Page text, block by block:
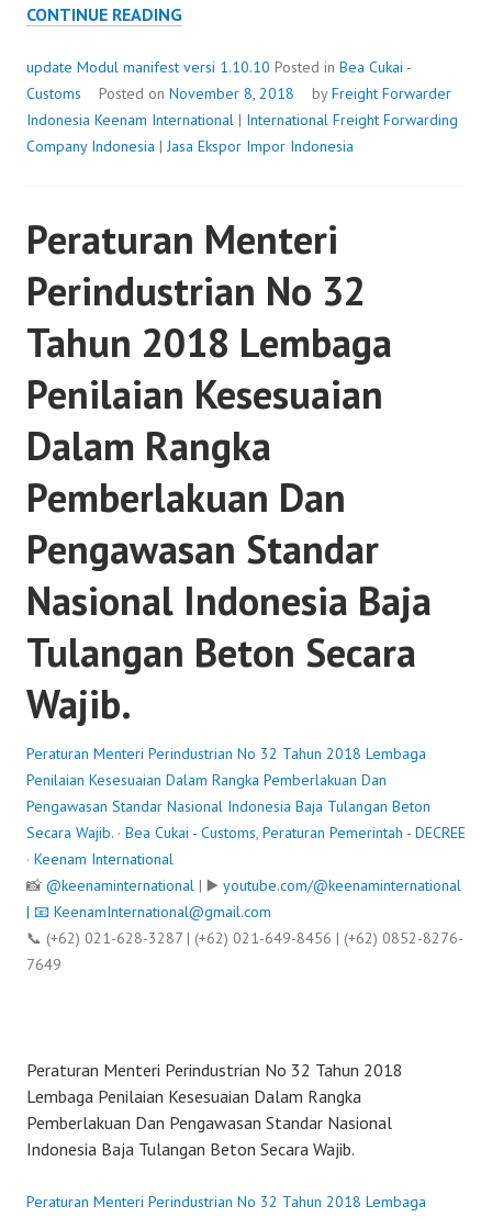
CONTINUE READINGUPDATE
MANIFEST
VERSI
1.10.10
update Modul manifest versi 1.10.10 Posted in Bea Cukai -
Customs
Posted on November 8, 2018 byFreight Forwarder
Indonesia Keenam International | International Freight Forwarding
Company Indonesia |Jasa Ekspor Impor Indonesia
Peraturan Menteri
Perindustrian No 32
Tahun 2018 Lembaga
Penilaian Kesesuaian
Dalam Rangka
Pemberlakuan Dan
Pengawasan Standar
Nasional Indonesia Baja
Tulangan Beton Secara
Wajib.
Peraturan Menteri Perindustrian No 32 Tahun 2018 Lembaga
Penilaian Kesesuaian Dalam Rangka Pemberlakuan Dan
Pengawasan Standar Nasional Indonesia Baja Tulangan Beton
Secara Wajib. · Bea Cukai - Customs, Peraturan Pemerintah - DECREE
· Keenam International
📸 @keenaminternational | ▶️ youtube.com/@keenaminternational
| 📧 KeenamInternational@gmail.com
📞 (+62) 021-628-3287 | (+62) 021-649-8456 | (+62) 0852-8276-
7649
Peraturan Menteri Perindustrian No 32 Tahun 2018
Lembaga Penilaian Kesesuaian Dalam Rangka
Pemberlakuan Dan Pengawasan Standar Nasional
Indonesia Baja Tulangan Beton Secara Wajib.
Peraturan Menteri Perindustrian No 32 Tahun 2018 Lembaga